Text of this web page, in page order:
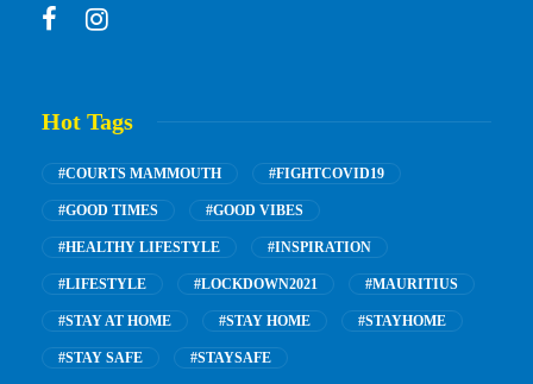
Hot Tags
#COURTS MAMMOUTH #FIGHTCOVID19
#GOOD TIMES #GOOD VIBES
#HEALTHY LIFESTYLE #INSPIRATION
#LIFESTYLE #LOCKDOWN2021 #MAURITIUS
#STAY AT HOME #STAY HOME #STAYHOME
#STAY SAFE #STAYSAFE